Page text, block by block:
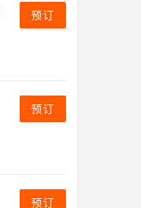
预订
预订
预订